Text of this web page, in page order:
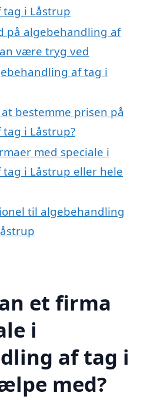
i Låstrup
på algebehandling af
være tryg ved
af tag i
bestemme prisen på
i Låstrup?
med speciale i
i Låstrup eller hele
til algebehandling
et firma
i
af tag i
med?